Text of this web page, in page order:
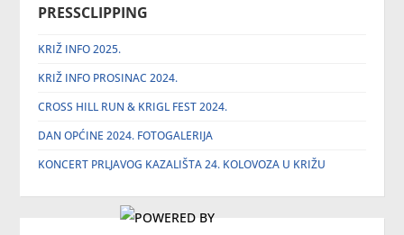
PRESSCLIPPING
KRIŽ INFO 2025.
KRIŽ INFO PROSINAC 2024.
CROSS HILL RUN & KRIGL FEST 2024.
DAN OPĆINE 2024. FOTOGALERIJA
KONCERT PRLJAVOG KAZALIŠTA 24. KOLOVOZA U KRIŽU